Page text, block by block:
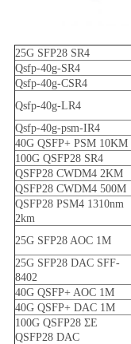
25G SFP28 SR4
Qsfp-40g-SR4
Qsfp-40g-CSR4
Qsfp-40g-LR4
Qsfp-40g-psm-IR4
40G QSFP+ PSM 10KM
100G QSFP28 SR4
QSFP28 CWDM4 2KM
QSFP28 CWDM4 500M
QSFP28 PSM4 1310nm
2km
25G SFP28 AOC 1M
25G SFP28 DAC SFF-
8402
40G QSFP+ AOC 1M
40G QSFP+ DAC 1M
100G QSFP28 ΣΕ
QSFP28 DAC